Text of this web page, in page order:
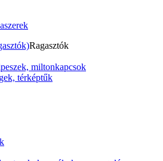
Ragasztók
miltonkapcsok
térképtűk